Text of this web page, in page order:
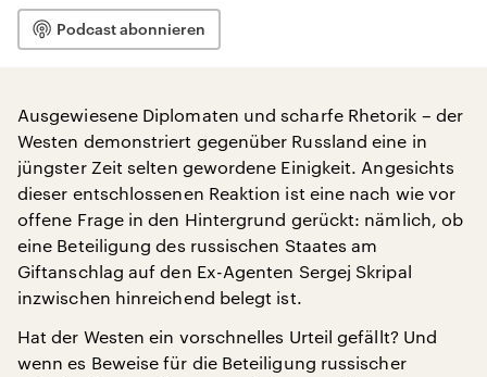
Podcast abonnieren
Ausgewiesene Diplomaten und scharfe Rhetorik – der
Westen demonstriert gegenüber Russland eine in
jüngster Zeit selten gewordene Einigkeit. Angesichts
dieser entschlossenen Reaktion ist eine nach wie vor
offene Frage in den Hintergrund gerückt: nämlich, ob
eine Beteiligung des russischen Staates am
Giftanschlag auf den Ex-Agenten Sergej Skripal
inzwischen hinreichend belegt ist.
Hat der Westen ein vorschnelles Urteil gefällt? Und
wenn es Beweise für die Beteiligung russischer